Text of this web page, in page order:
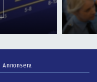
Annonsera